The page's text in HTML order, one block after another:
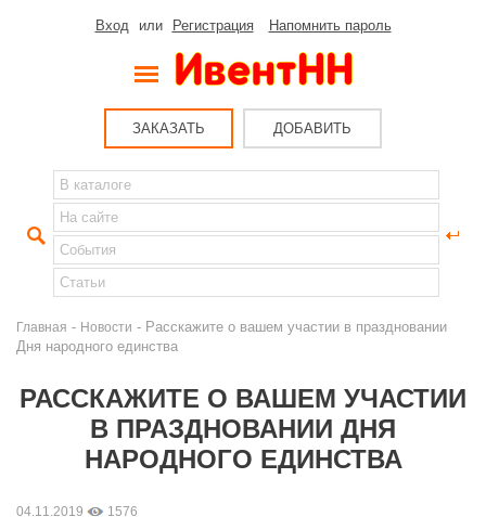
Вход или Регистрация Напомнить пароль
ЗАКАЗАТЬ ДОБАВИТЬ
Главная - Новости - Расскажите о вашем участии в праздновании
Дня народного единства
РАССКАЖИТЕ О ВАШЕМ УЧАСТИИ
В ПРАЗДНОВАНИИ ДНЯ
НАРОДНОГО ЕДИНСТВА
04.11.2019 1576